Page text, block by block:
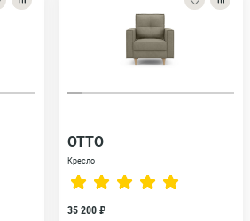
ОТТО
Кресло
35 200 ₽